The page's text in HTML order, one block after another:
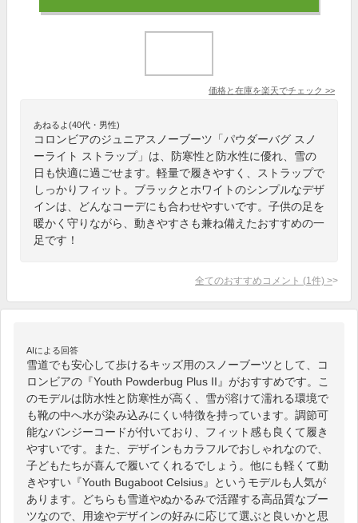
価格と在庫を楽天でチェック >>
あねるよ(40代・男性)
コロンビアのジュニアスノーブーツ「パウダーバグ スノ
ーライト ストラップ」は、防寒性と防水性に優れ、雪の
日も快適に過ごせます。軽量で履きやすく、ストラップで
しっかりフィット。ブラックとホワイトのシンプルなデザ
インは、どんなコーデにも合わせやすいです。子供の足を
暖かく守りながら、動きやすさも兼ね備えたおすすめの一
足です！
全てのおすすめコメント (1 件) >
AIによる回答
雪道でも安心して歩けるキッズ用のスノーブーツとして、コ
ロンビアの『Youth Powderbug Plus II』がおすすめです。こ
のモデルは防水性と防寒性が高く、雪が溶けて濡れる環境で
も靴の中へ水が染み込みにくい特徴を持っています。調節可
能なバンジーコードが付いており、フィット感も良くて履き
やすいです。また、デザインもカラフルでおしゃれなので、
子どもたちが喜んで履いてくれるでしょう。他にも軽くて動
きやすい『Youth Bugaboot Celsius』というモデルも人気が
あります。どちらも雪道やぬかるみで活躍する高品質なブー
ツなので、用途やデザインの好みに応じて選ぶと良いかと思